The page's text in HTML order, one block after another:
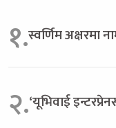
१.स्वर्णिम अक्षरमा
२.‘यूभिवाई